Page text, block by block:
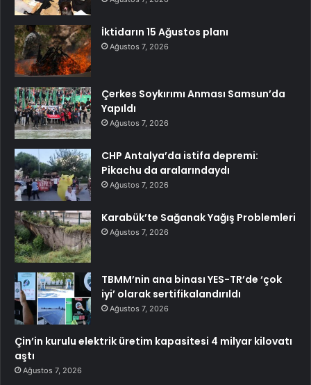
İktidarın 15 Ağustos planı
Ağustos 7, 2026
Çerkes Soykırımı Anması Samsun’da
Yapıldı
Ağustos 7, 2026
CHP Antalya’da istifa depremi:
Pikachu da aralarındaydı
Ağustos 7, 2026
Karabük’te Sağanak Yağış Problemleri
Ağustos 7, 2026
TBMM’nin ana binası YES-TR’de ‘çok
iyi’ olarak sertifikalandırıldı
Ağustos 7, 2026
Çin’in kurulu elektrik üretim kapasitesi 4 milyar kilovatı
aştı
Ağustos 7, 2026